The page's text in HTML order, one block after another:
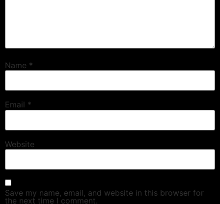
Name *
Email *
Website
Save my name, email, and website in this browser for
the next time I comment.